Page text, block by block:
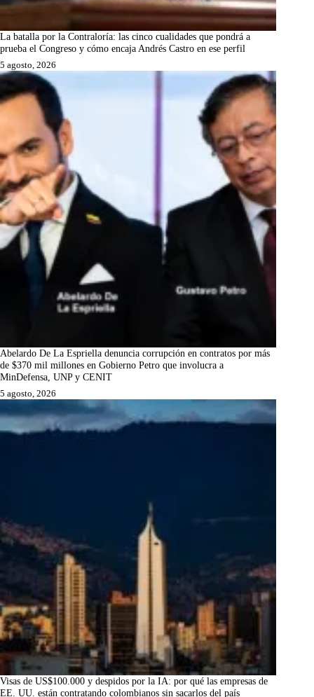
La batalla por la Contraloría: las cinco cualidades que pondrá a
prueba el Congreso y cómo encaja Andrés Castro en ese perfil
5 agosto, 2026
Abelardo De La Espriella denuncia corrupción en contratos por más
de $370 mil millones en Gobierno Petro que involucra a
MinDefensa, UNP y CENIT
5 agosto, 2026
Visas de US$100.000 y despidos por la IA: por qué las empresas de
EE. UU. están contratando colombianos sin sacarlos del país